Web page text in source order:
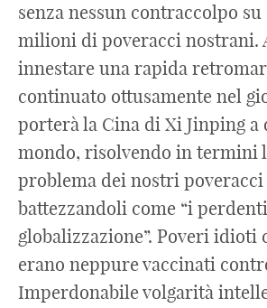
senza nessun contraccolpo
milioni di poveracci nostrani.
innestare una rapida
continuato ottusamente nel
porterà la Cina di Xi Jinping
mondo, risolvendo in termini
problema dei nostri
battezzandoli come “i
globalizzazione”. Poveri idioti
erano neppure vaccinati
Imperdonabile volgarità